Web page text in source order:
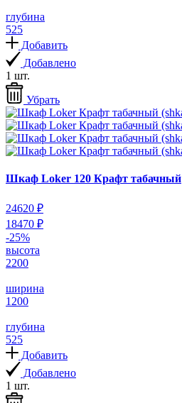
глубина
525
Добавить
Добавлено
1 шт.
Убрать
Шкаф Loker 120 Крафт табачный
24620 ₽
18470 ₽
-25%
высота
2200
ширина
1200
глубина
525
Добавить
Добавлено
1 шт.